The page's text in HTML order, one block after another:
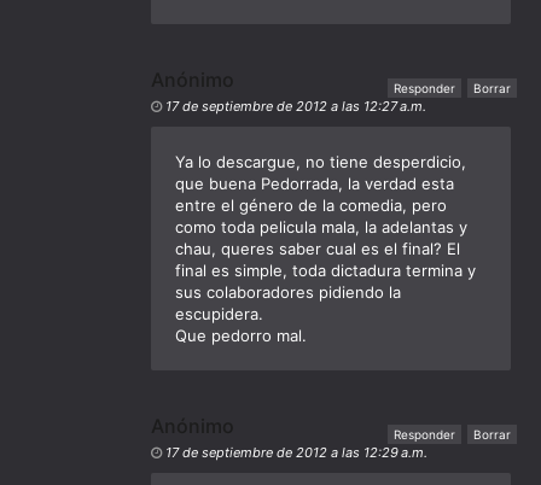
Anónimo
17 de septiembre de 2012 a las 12:27 a.m.
Ya lo descargue, no tiene desperdicio,
que buena Pedorrada, la verdad esta
entre el género de la comedia, pero
como toda pelicula mala, la adelantas y
chau, queres saber cual es el final? El
final es simple, toda dictadura termina y
sus colaboradores pidiendo la
escupidera.
Que pedorro mal.
Responder Borrar
Anónimo
17 de septiembre de 2012 a las 12:29 a.m.
Responder Borrar